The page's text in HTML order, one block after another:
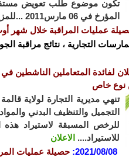
المؤرخ في 06 مارس2011 ...للمزيد اطلع على
عمليات المراقبة خلال شهر أوت
التجارية ، نتائج مراقبة
لفائدة المتعاملين الناشطين
نوع خاص
تنهي مديرية التجارة لولاية
التجميل والتنظيف البدني
للرخص المسبقة لاستيراد
للاستيراد.... الاعلان
2021/08/08
: حصيلة عمليات